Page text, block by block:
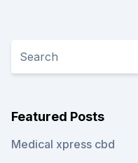
Featured Posts
Medical xpress cbd